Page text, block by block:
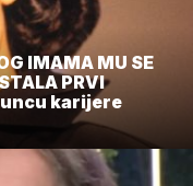
IMAMA MU SE
PRVI
karijere